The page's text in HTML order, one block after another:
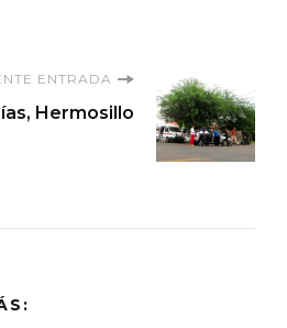
ENTRADA
Hermosillo